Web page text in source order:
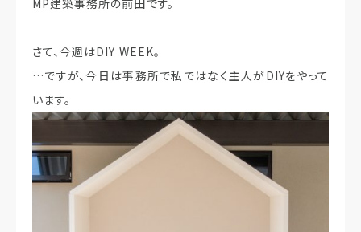
さて、今週はDIY WEEK。
…ですが、今日は事務所で私ではなく主人がDIYをやって
います。